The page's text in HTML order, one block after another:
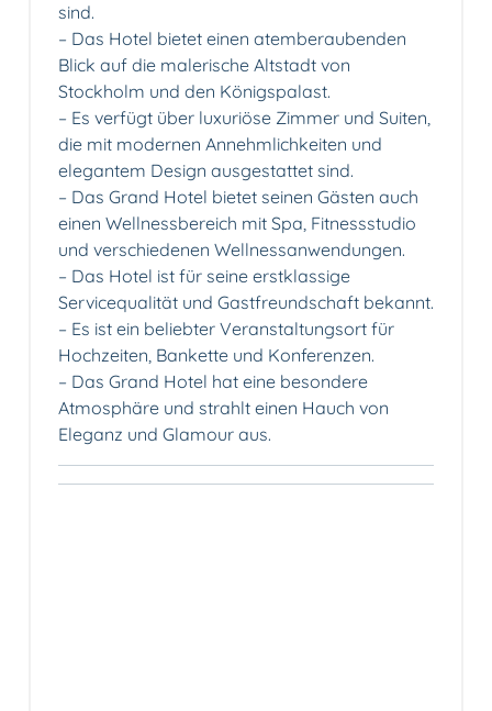
sind.
– Das Hotel bietet einen atemberaubenden
Blick auf die malerische Altstadt von
Stockholm und den Königspalast.
– Es verfügt über luxuriöse Zimmer und Suiten,
die mit modernen Annehmlichkeiten und
elegantem Design ausgestattet sind.
– Das Grand Hotel bietet seinen Gästen auch
einen Wellnessbereich mit Spa, Fitnessstudio
und verschiedenen Wellnessanwendungen.
– Das Hotel ist für seine erstklassige
Servicequalität und Gastfreundschaft bekannt.
– Es ist ein beliebter Veranstaltungsort für
Hochzeiten, Bankette und Konferenzen.
– Das Grand Hotel hat eine besondere
Atmosphäre und strahlt einen Hauch von
Eleganz und Glamour aus.